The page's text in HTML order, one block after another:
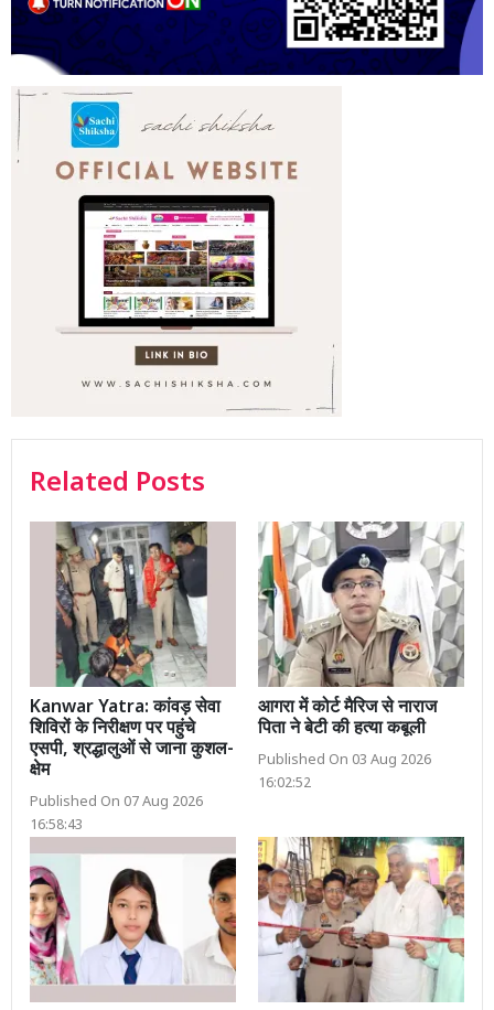
Related Posts
Kanwar Yatra: कांवड़ सेवा
शिविरों के निरीक्षण पर पहुंचे
एसपी, श्रद्धालुओं से जाना कुशल-
क्षेम
Published On 07 Aug 2026
16:58:43
आगरा में कोर्ट मैरिज से नाराज
पिता ने बेटी की हत्या कबूली
Published On 03 Aug 2026
16:02:52